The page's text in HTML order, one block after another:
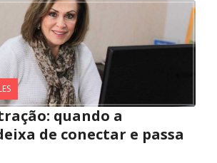
quando a
de conectar e passa